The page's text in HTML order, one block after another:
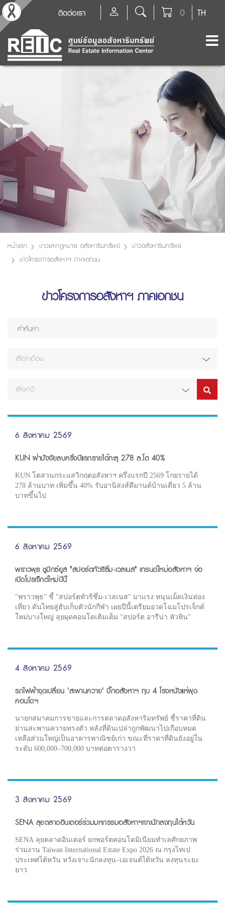
TH
0
ติดต่อเรา
หน้าแรก ข่าวและกฎหมาย อสังหาริมทรัพย์
ข่าวอสังหาริมทรัพย์
ข่าวโครงการอสังหาฯ ภาคเอกชน
ข่าวโครงการอสังหาฯ ภาคเอกชน
เลือกเดือน
เลือกปี
6 สิงหาคม 2569
KUN ฝ่าปัจจัยลบครึ่งปีแรกรายได้ทะลุ 278 ล.โต 40%
KUN โตสวนกระแสวิกฤตอสังหาฯ ครึ่งแรกปี 2569 โกยรายได้
278 ล้านบาท เพิ่มขึ้น 40% รับอานิสงส์ดีมานด์บ้านเดี่ยว 5 ล้าน
บาทขึ้นไป
6 สิงหาคม 2569
พราวพุธ ชูมิกซ์ยูส "สปอร์ตทัวริซึ่ม-เวลเนส" เทรนด์ใหม่อสังหาฯ จ่อ
เปิดโปรเจ็กต์ใหม่ปีนี้
"พราวพุธ" ชี้ "สปอร์ตทัวริซึ่ม-เวลเนส" มาแรง หนุนเม็ดเงินท่อง
เที่ยว ดันไทยสู่ฮับเก็บตัวนักกีฬา เผยปีนี้เตรียมอวดโฉมโปรเจ็กต์
ใหม่บางใหญ่ ลุยผุดคอนโดเติมเต็ม "สปอร์ต อารีน่า หัวหิน"
4 สิงหาคม 2569
รถไฟฟ้าจุดเปลี่ยน 'สะพานควาย' บิ๊กอสังหาฯ ทุบ 4 โรงหนังแห่ผุด
คอนโดฯ
นายกสมาคมการขายและการตลาดอสังหาริมทรัพย์ ชี้ราคาที่ดิน
ย่านสะพานควายทรงตัว หลังที่ดินเปล่าถูกพัฒนาไปเกือบหมด
เหลือส่วนใหญ่เป็นอาคารพาณิชย์เก่า ขณะที่ราคาที่ดินยังอยู่ใน
ระดับ 600,000–700,000 บาทต่อตารางวา
3 สิงหาคม 2569
SENA ลุยตลาดอินเตอร์ร่วมมหกรรมอสังหาฯเจาะนักลงทุนไต้หวัน
SENA ลุยตลาดอินเตอร์ ยกพอร์ตคอนโดมิเนียมทำเลศักยภาพ
ร่วมงาน Taiwan International Estate Expo 2026 ณ กรุงไทเป
ประเทศไต้หวัน หวังเจาะนักลงทุน–เอเจนต์ไต้หวัน ลงทุนระยะ
ยาว